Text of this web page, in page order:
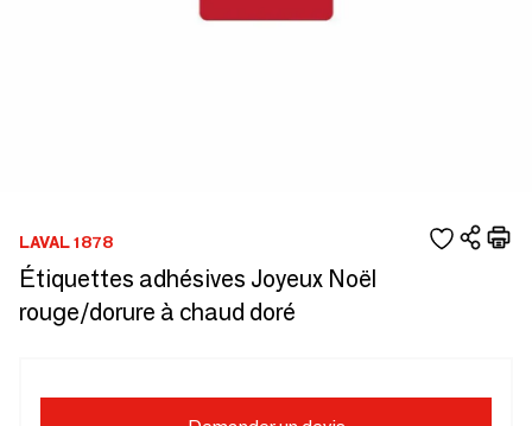
LAVAL 1878
Étiquettes adhésives Joyeux Noël
rouge/dorure à chaud doré